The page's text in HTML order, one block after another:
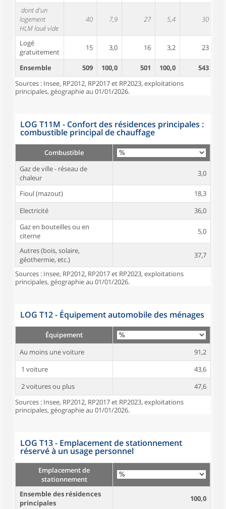
dont d'un
logement
HLM loué vide
40 7,9 27 5,4 30
Logé
gratuitement
15 3,0 16 3,2 23
Ensemble 509 100,0 501 100,0 543
Sources : Insee, RP2012, RP2017 et RP2023, exploitations
principales, géographie au 01/01/2026.
LOG T11M - Confort des résidences principales :
combustible principal de chauffage
Combustible
Gaz de ville - réseau de
chaleur
3,0
Fioul (mazout)
18,3
Electricité
36,0
Gaz en bouteilles ou en
citerne
5,0
Autres (bois, solaire,
géothermie, etc.)
37,7
Sources : Insee, RP2012, RP2017 et RP2023, exploitations
principales, géographie au 01/01/2026.
LOG T12 - Équipement automobile des ménages
Équipement
Au moins une voiture
91,2
1 voiture
43,6
2 voitures ou plus
47,6
Sources : Insee, RP2012, RP2017 et RP2023, exploitations
principales, géographie au 01/01/2026.
LOG T13 - Emplacement de stationnement
réservé à un usage personnel
Emplacement de
stationnement
Ensemble des résidences
principales
100,0